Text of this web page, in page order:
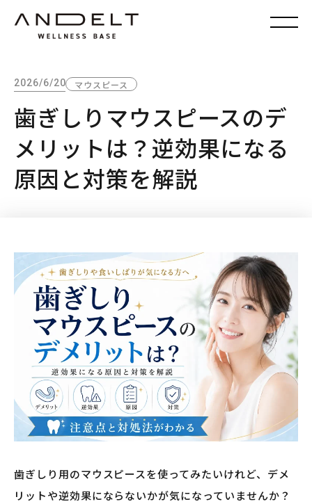
2026/6/20 マウスピース
歯ぎしりマウスピースのデ
メリットは？逆効果になる
原因と対策を解説
歯ぎしり用のマウスピースを使ってみたいけれど、デメ
リットや逆効果にならないかが気になっていませんか？